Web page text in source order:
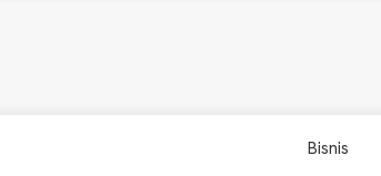
Bisnis